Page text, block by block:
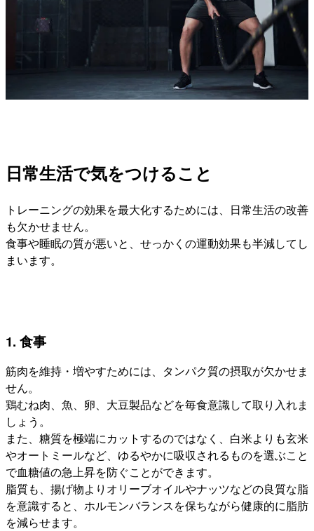
日常生活で気をつけること
トレーニングの効果を最大化するためには、日常生活の改善
も欠かせません。
食事や睡眠の質が悪いと、せっかくの運動効果も半減してし
まいます。
1. 食事
筋肉を維持・増やすためには、タンパク質の摂取が欠かせま
せん。
鶏むね肉、魚、卵、大豆製品などを毎食意識して取り入れま
しょう。
また、糖質を極端にカットするのではなく、白米よりも玄米
やオートミールなど、ゆるやかに吸収されるものを選ぶこと
で血糖値の急上昇を防ぐことができます。
脂質も、揚げ物よりオリーブオイルやナッツなどの良質な脂
を意識すると、ホルモンバランスを保ちながら健康的に脂肪
を減らせます。